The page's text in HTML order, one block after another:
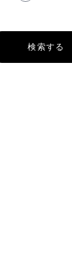
検索する